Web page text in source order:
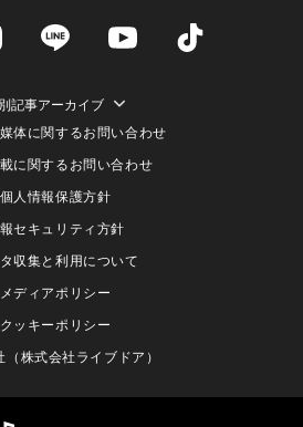
記事アーカイブ
体に関するお問い合わせ
に関するお問い合わせ
個人情報保護方針
セキュリティ方針
収集と利用について
メディアポリシー
クッキーポリシー
（株式会社ライブドア）